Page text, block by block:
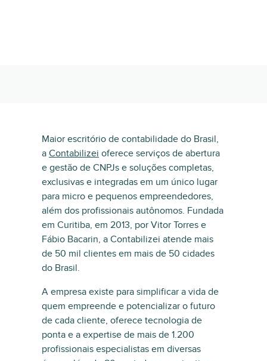
Maior escritório de contabilidade do Brasil,
a Contabilizei oferece serviços de abertura
e gestão de CNPJs e soluções completas,
exclusivas e integradas em um único lugar
para micro e pequenos empreendedores,
além dos profissionais autônomos. Fundada
em Curitiba, em 2013, por Vitor Torres e
Fábio Bacarin, a Contabilizei atende mais
de 50 mil clientes em mais de 50 cidades
do Brasil.
A empresa existe para simplificar a vida de
quem empreende e potencializar o futuro
de cada cliente, oferece tecnologia de
ponta e a expertise de mais de 1.200
profissionais especialistas em diversas